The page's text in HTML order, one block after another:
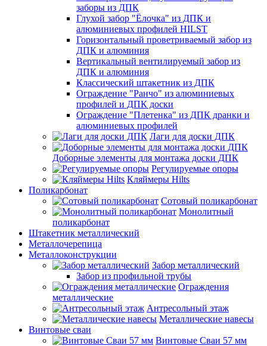
заборы из ДПК
Глухой забор "Ёлочка" из ДПК и
алюминиевых профилей HILST
Горизонтальный проветриваемый забор из
ДПК и алюминия
Вертикальный вентилируемый забор из
ДПК и алюминия
Классический штакетник из ДПК
Ограждение "Ранчо" из алюминиевых
профилей и ДПК доски
Ограждение "Плетенка" из ДПК дранки и
алюминиевых профилей
Лаги для доски ДПК
Доборные элементы для монтажа доски ДПК
Регулируемые опоры
Кляймеры Hilts
Поликарбонат
Сотовый поликарбонат
Монолитный
поликарбонат
Штакетник металлический
Металлочерепица
Металлоконструкции
Забор металлический
Забор из профильной трубы
Ограждения
металлические
Антресольный этаж
Металлические навесы
Винтовые сваи
Винтовые Сваи 57 мм